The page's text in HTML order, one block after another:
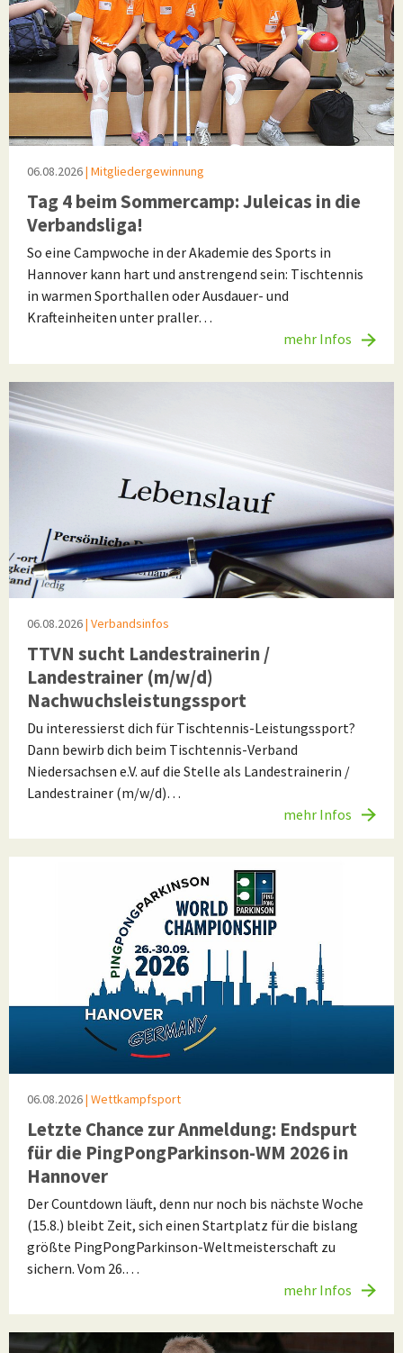
06.08.2026| Mitgliedergewinnung
Tag 4 beim Sommercamp: Juleicas in die
Verbandsliga!
So eine Campwoche in der Akademie des Sports in
Hannover kann hart und anstrengend sein: Tischtennis
in warmen Sporthallen oder Ausdauer- und
Krafteinheiten unter praller…
mehr Infos
06.08.2026| Verbandsinfos
TTVN sucht Landestrainerin /
Landestrainer (m/w/d)
Nachwuchsleistungssport
Du interessierst dich für Tischtennis-Leistungssport?
Dann bewirb dich beim Tischtennis-Verband
Niedersachsen e.V. auf die Stelle als Landestrainerin /
Landestrainer (m/w/d)…
mehr Infos
06.08.2026| Wettkampfsport
Letzte Chance zur Anmeldung: Endspurt
für die PingPongParkinson-WM 2026 in
Hannover
Der Countdown läuft, denn nur noch bis nächste Woche
(15.8.) bleibt Zeit, sich einen Startplatz für die bislang
größte PingPongParkinson-Weltmeisterschaft zu
sichern. Vom 26.…
mehr Infos